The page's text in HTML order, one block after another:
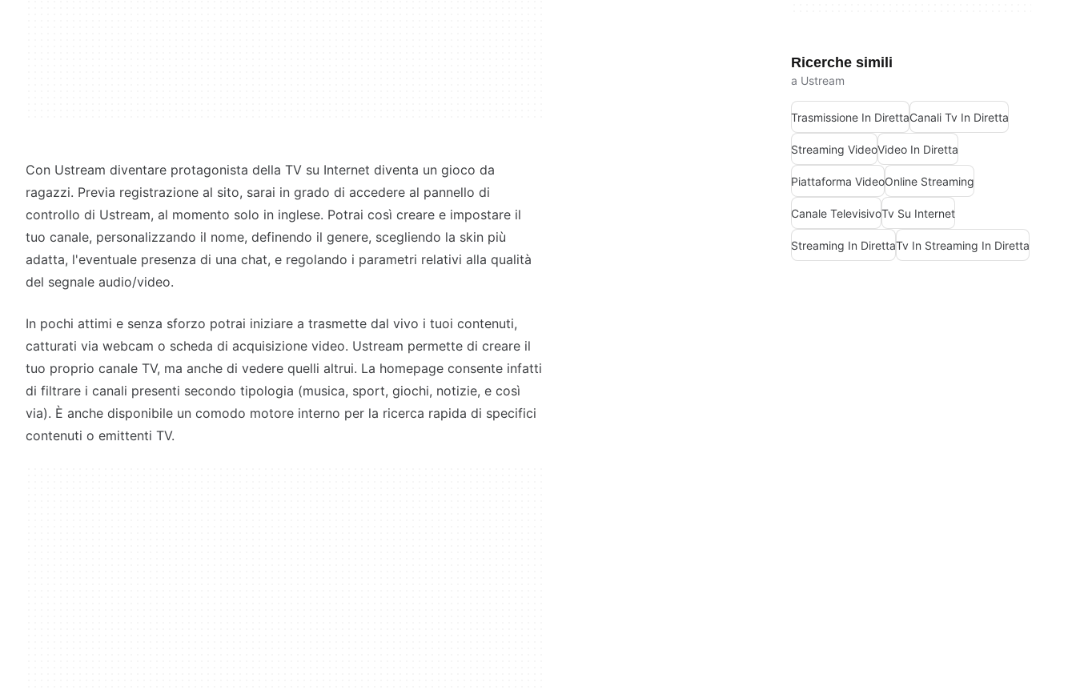
Con Ustream diventare protagonista della TV su Internet diventa un gioco da
ragazzi. Previa registrazione al sito, sarai in grado di accedere al pannello di
controllo di Ustream, al momento solo in inglese. Potrai così creare e impostare il
tuo canale, personalizzando il nome, definendo il genere, scegliendo la skin più
adatta, l'eventuale presenza di una chat, e regolando i parametri relativi alla qualità
del segnale audio/video.
In pochi attimi e senza sforzo potrai iniziare a trasmette dal vivo i tuoi contenuti,
catturati via webcam o scheda di acquisizione video. Ustream permette di creare il
tuo proprio canale TV, ma anche di vedere quelli altrui. La homepage consente infatti
di filtrare i canali presenti secondo tipologia (musica, sport, giochi, notizie, e così
via). È anche disponibile un comodo motore interno per la ricerca rapida di specifici
contenuti o emittenti TV.
Ricerche simili
a Ustream
Trasmissione In DirettaCanali Tv In Diretta
Streaming VideoVideo In Diretta
Piattaforma VideoOnline Streaming
Canale TelevisivoTv Su Internet
Streaming In DirettaTv In Streaming In Diretta